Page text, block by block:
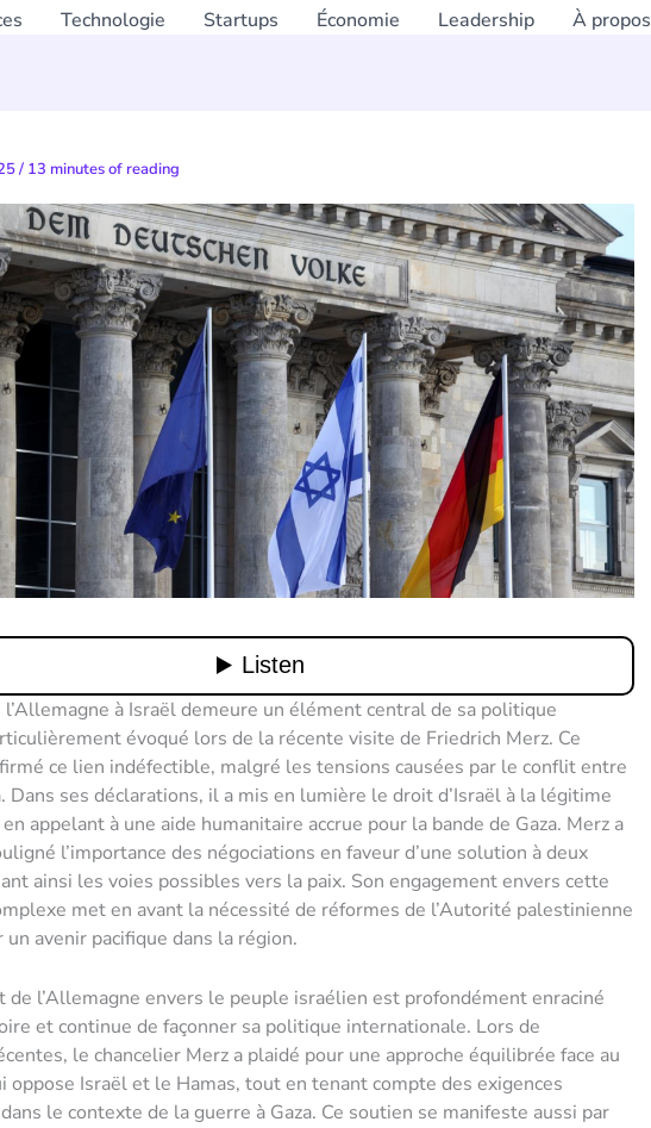
Technologie Startups Économie Leadership À propos
/ 13 minutes of reading
à Israël demeure un élément central de sa politique
évoqué lors de la récente visite de Friedrich Merz. Ce
ce lien indéfectible, malgré les tensions causées par le conflit entre
Dans ses déclarations, il a mis en lumière le droit d’Israël à la légitime
appelant à une aide humanitaire accrue pour la bande de Gaza. Merz a
l’importance des négociations en faveur d’une solution à deux
ainsi les voies possibles vers la paix. Son engagement envers cette
met en avant la nécessité de réformes de l’Autorité palestinienne
un avenir pacifique dans la région.
de l’Allemagne envers le peuple israélien est profondément enraciné
et continue de façonner sa politique internationale. Lors de
le chancelier Merz a plaidé pour une approche équilibrée face au
oppose Israël et le Hamas, tout en tenant compte des exigences
le contexte de la guerre à Gaza. Ce soutien se manifeste aussi par